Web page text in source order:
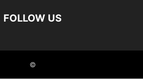
FOLLOW US
©